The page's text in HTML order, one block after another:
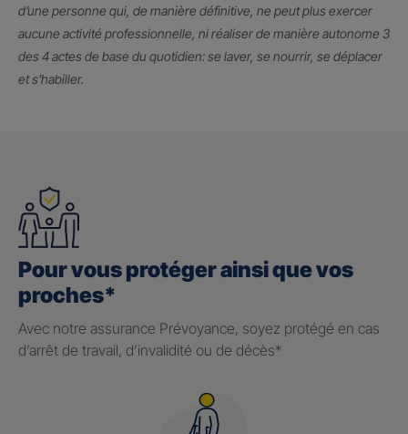
d’une personne qui, de manière définitive, ne peut plus exercer
aucune activité professionnelle, ni réaliser de manière autonome 3
des 4 actes de base du quotidien: se laver, se nourrir, se déplacer
et s’habiller.
Pour vous protéger ainsi que vos
proches*
Avec notre assurance Prévoyance, soyez protégé en cas
d’arrêt de travail, d’invalidité ou de décès*